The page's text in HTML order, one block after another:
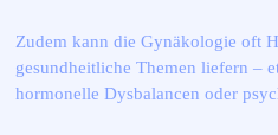
Zudem kann die Gynäkologie oft
gesundheitliche Themen liefern –
hormonelle Dysbalancen oder